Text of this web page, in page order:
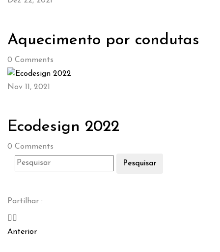
Aquecimento por condutas
0 Comments
Nov 11, 2021
Ecodesign 2022
0 Comments
Pesquisar
Partilhar :
Anterior